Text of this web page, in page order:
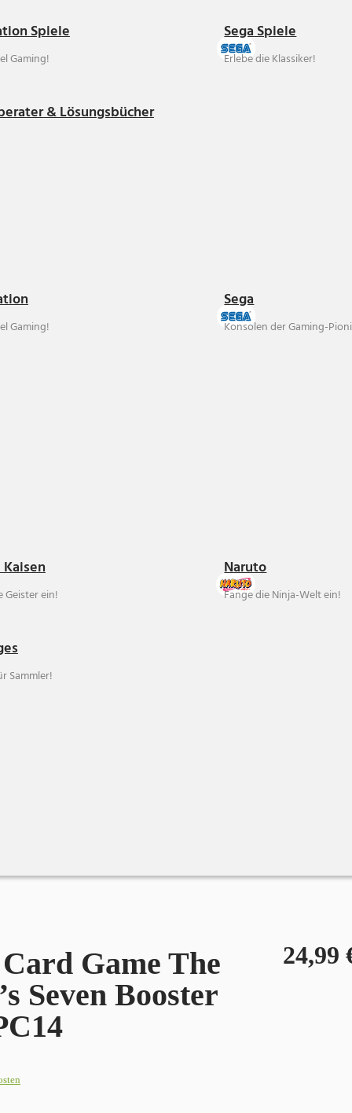
Spiele
Gaming!
Sega Spiele
Erlebe die Klassiker!
& Lösungsbücher
Gaming!
Sega
Konsolen der Gaming-
Geister ein!
Naruto
Fange die Ninja-Welt ein!
Sammler!
Game The
Seven Booster
24,99